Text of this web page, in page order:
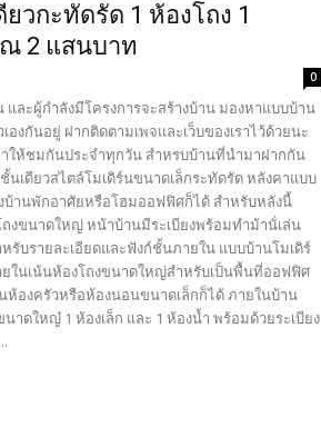
วกะทัดรัด 1 ห้องโถง 1
2 แสนบาท
0
ละผู้กำลังมีโครงการจะสร้างบ้าน มองหาแบบบ้าน
องกันอยู่ ฝากติดตามเพจและเว็บของเราไว้ด้วยนะ
าให้ชมกันประจำทุกวัน สำหรบบ้านที่นำมาฝากกัน
เดียวสไตล์โมเดิร์นขนาดเล็กระทัดรัด หลังคาแบบ
งบ้านพักอาศัยหรือโฮมออฟฟิศก็ได้ สำหรับหลังนี้
ถงขนาดใหญ่ หน้าบ้านมีระเบียงพร้อมทำม้านั่เล่น
รับรายละเอียดและฟังก์ชั้นภายใน แบบบ้านโมเดิร์
ในเน้นห้องโถงขนาดใหญ่สำหรับเป็นพื้นที่ออฟฟิศ
ห้องครัวหรือห้องนอนขนาดเล็กก็ได้ ภายในบ้าน
าดใหญ๋ 1 ห้องเล็ก และ 1 ห้องน้ำ พร้อมด้วยระเบียง